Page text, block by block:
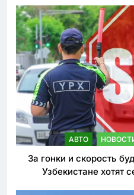
АВТО
За гонки и скорость
Узбекистане хотят